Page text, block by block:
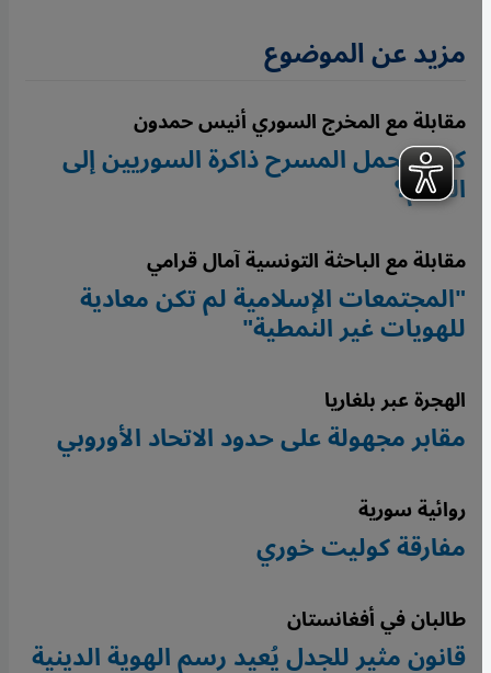
مزيد عن الموضوع
مقابلة مع المخرج السوري أنيس حمدون
كيف يحمل المسرح ذاكرة السوريين إلى
العالم؟
مقابلة مع الباحثة التونسية آمال قرامي
"المجتمعات الإسلامية لم تكن معادية
للهويات غير النمطية"
الهجرة عبر بلغاريا
مقابر مجهولة على حدود الاتحاد الأوروبي
روائية سورية
مفارقة كوليت خوري
طالبان في أفغانستان
قانون مثير للجدل يُعيد رسم الهوية الدينية